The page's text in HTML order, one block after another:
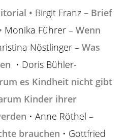
• Birgit Franz – Brief
Monika Führer – Wenn
Nöstlinger – Was
• Doris Bühler-
es Kindheit nicht gibt
Kinder ihrer
• Anne Röthel –
brauchen • Gottfried